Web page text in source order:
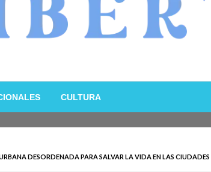
CULTURA
DESORDENADA PARA SALVAR LA VIDA EN LAS CIUDADES